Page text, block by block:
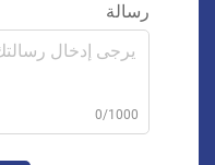
رسالة
0/1000